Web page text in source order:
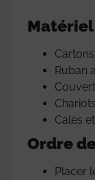
Ruban
Cales
Ordre
Placer